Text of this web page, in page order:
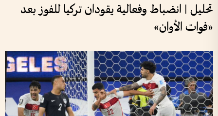
تحليل | انضباط وفعالية يقودان تركيا للفوز بعد
«فوات الأوان»